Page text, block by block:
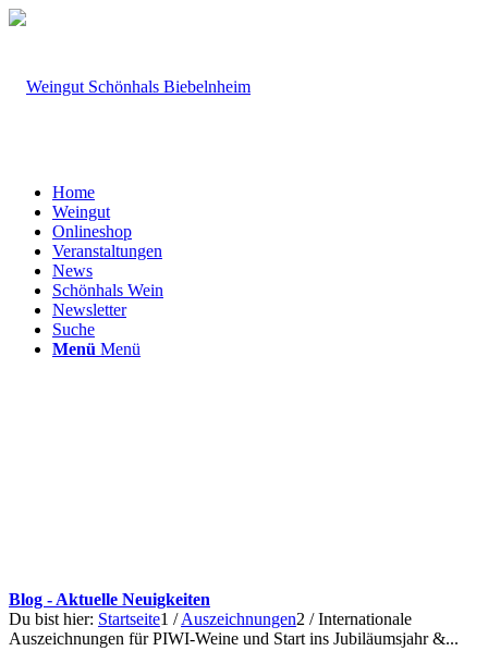
Home
Weingut
Onlineshop
Veranstaltungen
News
Schönhals Wein
Newsletter
Suche
Menü Menü
Blog - Aktuelle Neuigkeiten
Du bist hier: Startseite1 / Auszeichnungen2 / Internationale
Auszeichnungen für PIWI-Weine und Start ins Jubiläumsjahr &...